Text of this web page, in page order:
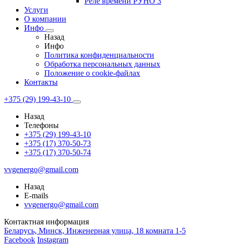
Услуги
О компании
Инфо
Назад
Инфо
Политика конфиденциальности
Обработка персональных данных
Положение о cookie-файлах
Контакты
+375 (29) 199-43-10
Назад
Телефоны
+375 (29) 199-43-10
+375 (17) 370-50-73
+375 (17) 370-50-74
vvgenergo@gmail.com
Назад
E-mails
vvgenergo@gmail.com
Контактная информация
Беларусь, Минск, Инженерная улица, 18 комната 1-5
Facebook Instagram